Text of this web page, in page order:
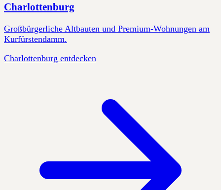
Charlottenburg
Großbürgerliche Altbauten und Premium-Wohnungen am
Kurfürstendamm.
Charlottenburg entdecken